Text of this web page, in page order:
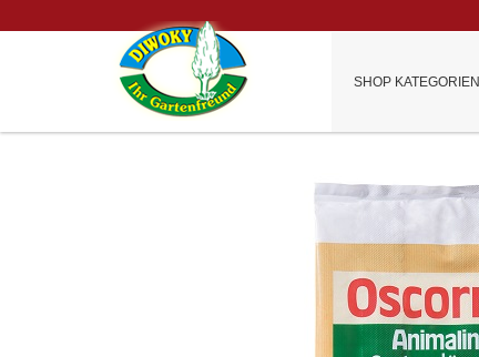
SHOP KATEGORIEN